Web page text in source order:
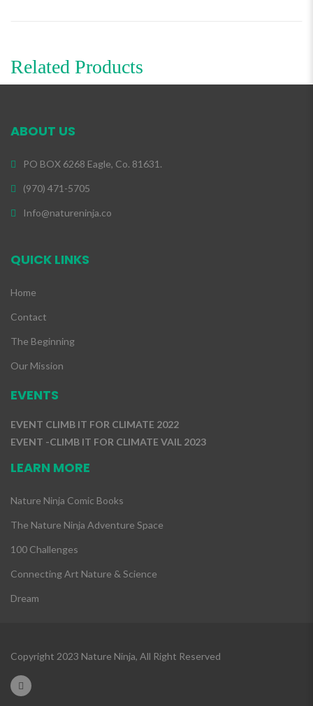
Related Products
ABOUT US
PO BOX 6268 Eagle, Co. 81631.
(970) 471-5705
Info@natureninja.co
QUICK LINKS
Home
Contact
The Beginning
Our Mission
EVENTS
EVENT CLIMB IT FOR CLIMATE 2022
EVENT -CLIMB IT FOR CLIMATE VAIL 2023
LEARN MORE
Nature Ninja Comic Books
The Nature Ninja Adventure Space
100 Challenges
Connecting Art Nature & Science
Dream
Copyright 2023 Nature Ninja, All Right Reserved